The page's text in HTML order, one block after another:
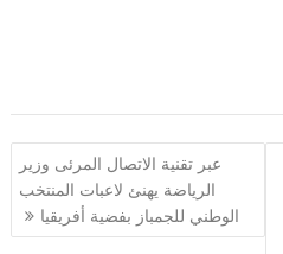
عبر تقنية الاتصال المرئى وزير
الرياضة يهنئ لاعبات المنتخب
الوطني للجمباز بفضية أفريقيا